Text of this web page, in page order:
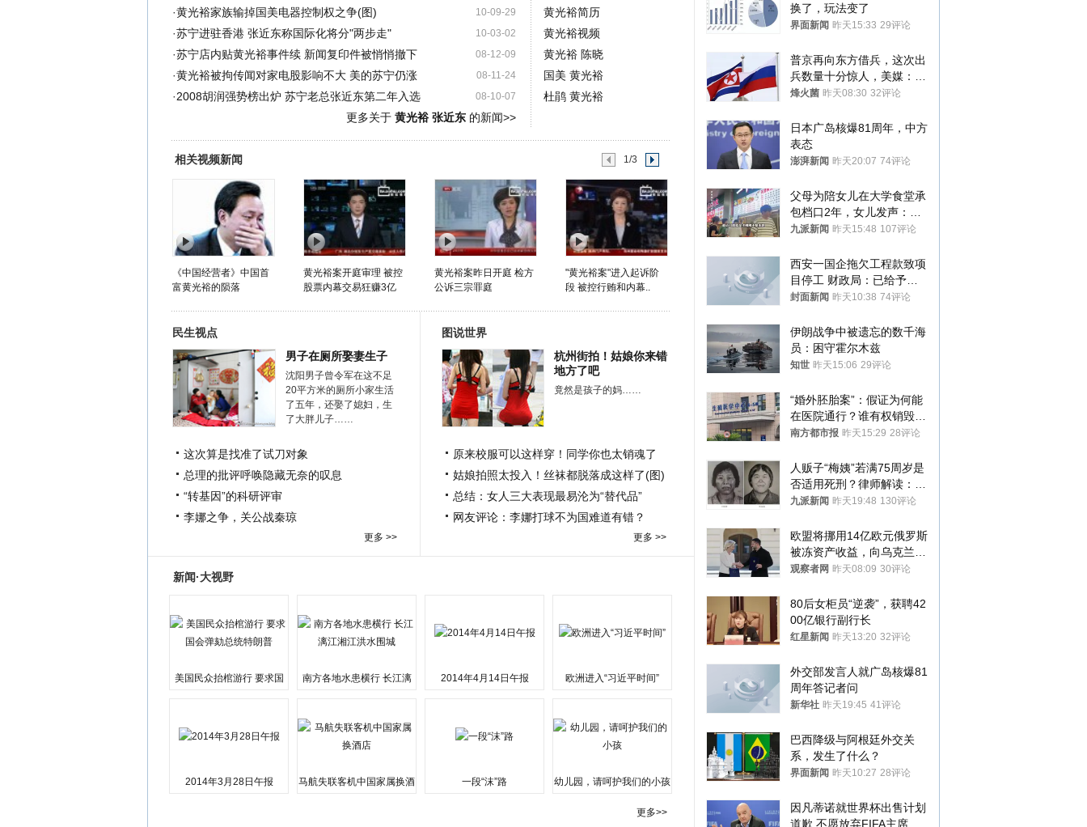
10-09-29
·黄光裕家族输掉国美电器控制权之争(图)
10-03-02
·苏宁进驻香港 张近东称国际化将分"两步走"
08-12-09
·苏宁店内贴黄光裕事件续 新闻复印件被悄悄撤下
08-11-24
·黄光裕被拘传闻对家电股影响不大 美的苏宁仍涨
08-10-07
·2008胡润强势榜出炉 苏宁老总张近东第二年入选
更多关于 黄光裕 张近东的新闻>>
黄光裕简历
黄光裕视频
黄光裕 陈晓
国美 黄光裕
杜鹃 黄光裕
相关视频新闻 1/3
《中国经营者》中国首
富黄光裕的陨落
黄光裕案开庭审理 被控
股票内幕交易狂赚3亿
黄光裕案昨日开庭 检方
公诉三宗罪庭
"黄光裕案"进入起诉阶
段 被控行贿和内幕..
民生视点
男子在厕所娶妻生子
沈阳男子曾令军在这不足
20平方米的厕所小家生活
了五年，还娶了媳妇，生
了大胖儿子……
这次算是找准了试刀对象
总理的批评呼唤隐藏无奈的叹息
“转基因”的科研评审
李娜之争，关公战秦琼
更多 >>
图说世界
杭州街拍！姑娘你来错
地方了吧
竟然是孩子的妈……
原来校服可以这样穿！同学你也太销魂了
姑娘拍照太投入！丝袜都脱落成这样了(图)
总结：女人三大表现最易沦为“替代品”
网友评论：李娜打球不为国难道有错？
更多 >>
新闻·大视野
美国民众抬棺游行 要求国
南方各地水患横行 长江漓
2014年4月14日午报 欧洲进入“习近平时间”
2014年3月28日午报
马航失联客机中国家属换酒
一段“沫”路 幼儿园，请呵护我们的小孩
更多>>
换了，玩法变了
界面新闻 昨天15:33 29评论
普京再向东方借兵，这次出
兵数量十分惊人，美媒：俄
朝要动真格？
烽火菌 昨天08:30 32评论
日本广岛核爆81周年，中方
表态
澎湃新闻 昨天20:07 74评论
父母为陪女儿在大学食堂承
包档口2年，女儿发声：初
衷是为了陪伴，毕业后将不
九派新闻 昨天15:48 107评论
西安一国企拖欠工程款致项
目停工 财政局：已给予处
分，正督促整改
封面新闻 昨天10:38 74评论
伊朗战争中被遗忘的数千海
员：困守霍尔木兹
知世 昨天15:06 29评论
“婚外胚胎案”：假证为何能
在医院通行？谁有权销毁胚
胎？
南方都市报 昨天15:29 28评论
人贩子“梅姨”若满75周岁是
否适用死刑？律师解读：很
大概率不会被判处死刑
九派新闻 昨天19:48 130评论
欧盟将挪用14亿欧元俄罗斯
被冻资产收益，向乌克兰提
供援助
观察者网 昨天08:09 30评论
80后女柜员“逆袭”，获聘42
00亿银行副行长
红星新闻 昨天13:20 32评论
外交部发言人就广岛核爆81
周年答记者问
新华社 昨天19:45 41评论
巴西降级与阿根廷外交关
系，发生了什么？
界面新闻 昨天10:27 28评论
因凡蒂诺就世界杯出售计划
道歉 不愿放弃FIFA主席职